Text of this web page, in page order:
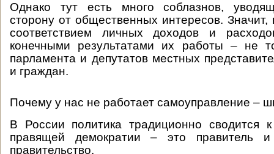
Однако тут есть много соблазнов,
сторону от общественных интересов. Значит,
соответствием личных доходов и
конечными результатами их работы – не
парламента и депутатов местных
и граждан.
Почему у нас не работает самоуправление –
В России политика традиционно сводится
правящей демократии – это правитель
правительство.